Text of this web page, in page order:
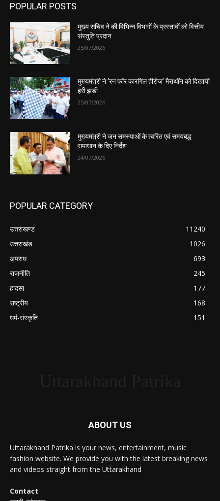
POPULAR POSTS
मुख्य सचिव ने की विभिन्न विभागों के प्रस्तावों को वित्तीय
संस्तुति प्रदान
25/07/2026
मुख्यमंत्री ने ‘रन फॉर कारगिल हीरोज’ मैराथॉन को दिखायी
हरी झंडी
25/07/2026
मुख्यमंत्री ने जन समस्याओं के त्वरित एवं समयबद्ध
समाधान के दिए निर्देश
24/07/2026
POPULAR CATEGORY
उत्तराखण्ड
11240
उत्तराखंड
1026
अपराध
693
राजनीति
245
हादसा
177
राष्ट्रीय
168
धर्म-संस्कृति
151
ABOUT US
Uttarakhand Patrika is your news, entertainment, music
fashion website. We provide you with the latest breaking news
and videos straight from the Uttarakhand
Contact